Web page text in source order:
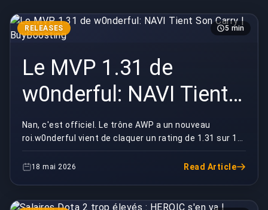
RELEASES 5 min
Le MVP 1.31 de
w0nderful: NAVI Tient
Son Carry |
BuyBoosting
Nan, c'est officiel. Le trône AWP a un nouveau
roi.w0nderful vient de claquer un rating de 1.31 sur 16
maps à Atlanta et il repart avec son premier MV...
18 mai 2026 Read Article